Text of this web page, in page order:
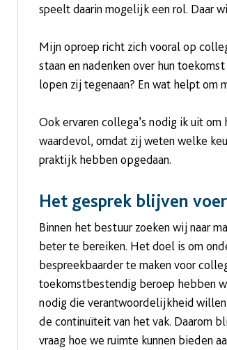
speelt daarin mogelijk een rol. Daar
Mijn oproep richt zich vooral op
staan en nadenken over hun
lopen zij tegenaan? En wat helpt om
Ook ervaren collega’s nodig ik uit
waardevol, omdat zij weten welke
praktijk hebben opgedaan.
Het gesprek blijven
Binnen het bestuur zoeken wij naar
beter te bereiken. Het doel is om
bespreekbaarder te maken voor
toekomstbestendig beroep hebben
nodig die verantwoordelijkheid
de continuïteit van het vak. Daarom
vraag hoe we ruimte kunnen bieden